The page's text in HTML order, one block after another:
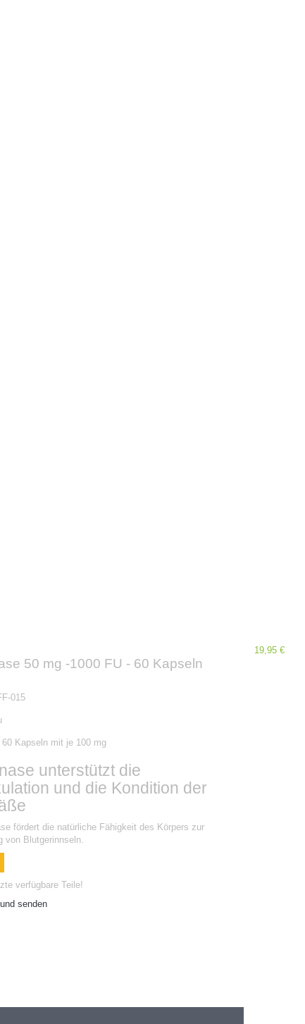
50 mg -1000 FU - 60 Kapseln
015
Kapseln mit je 100 mg
unterstützt die
und die Kondition der
fördert die natürliche Fähigkeit des Körpers zur
von Blutgerinnseln.
verfügbare Teile!
senden
19,95 €